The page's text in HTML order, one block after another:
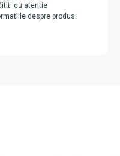
cu atentie
despre produs.